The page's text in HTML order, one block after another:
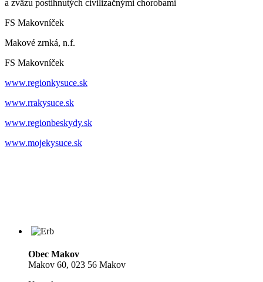
a zväzu postihnutých civilizačnými chorobami
FS Makovníček
Makové zrnká, n.f.
FS Makovníček
www.regionkysuce.sk
www.rrakysuce.sk
www.regionbeskydy.sk
www.mojekysuce.sk
Obec Makov
Makov 60, 023 56 Makov